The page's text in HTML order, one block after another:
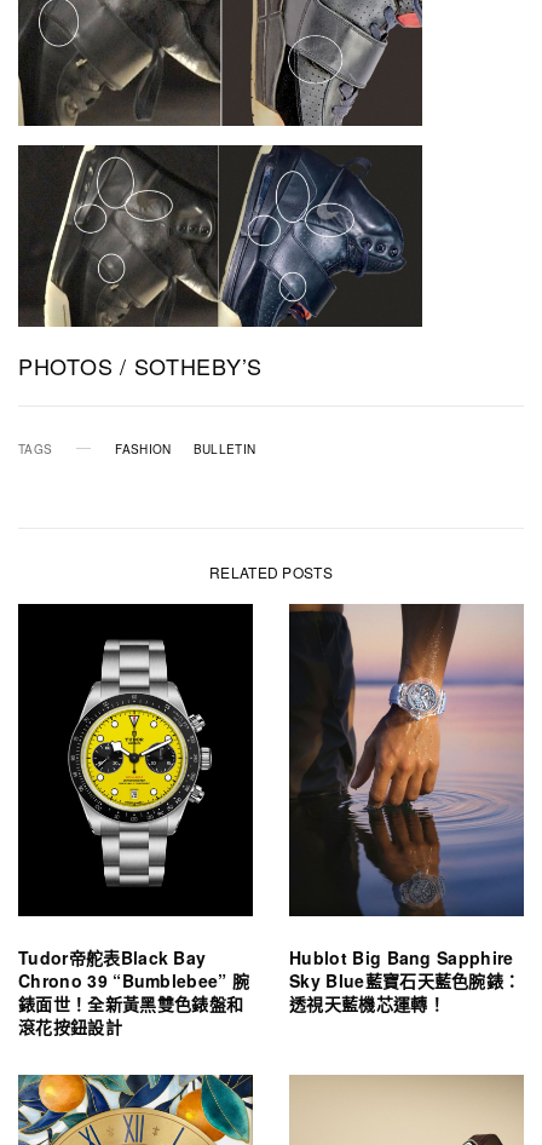
PHOTOS / SOTHEBY’S
TAGS FASHION BULLETIN
RELATED POSTS
Tudor帝舵表Black Bay
Chrono 39 “Bumblebee” 腕
錶面世！全新黃黑雙色錶盤和
滾花按鈕設計
Hublot Big Bang Sapphire
Sky Blue藍寶石天藍色腕錶：
透視天藍機芯運轉！